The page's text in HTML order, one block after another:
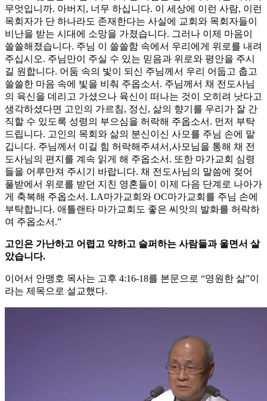
무엇입니까. 아버지, 너무 하십니다. 이 세상에 이런 사람, 이런
목회자가 단 하나라도 존재한다는 사실에 교회와 목회자들이
비난을 받는 시대에 소망을 가졌습니다. 그러나 이제 마음이
쓸쓸해졌습니다. 주님 이 쓸쓸함 속에서 우리에게 위로를 내려
주십시오. 주님만이 주실 수 있는 믿음과 위로와 평안을 주시
길 원합니다. 어둠 속의 빛이 되신 주님께서 우리 어둡고 춥고
쓸쓸한 마음 속에 빛을 비춰 주옵소서. 주님께서 채 전도사님
의 육신을 데리고 가셨으나 육신이 떠나는 것이 오히려 낫다고
생각하셨다면 고인의 가르침, 정신, 삶의 향기를 우리가 잘 간
직할 수 있도록 성령의 부으심을 허락해 주옵소서. 먼저 부탁
드립니다. 고인의 목회와 삶의 분신이신 사모를 주님 손에 맡
깁니다. 주님께서 이길 힘 허락해주셔서,사모님을 통해 채 전
도사님의 편지를 계속 읽게 해 주옵소서. 또한 마가교회 심령
들을 어루만져 주시기 바랍니다. 채 전도사님의 말씀에 젖어
풀받에서 위로를 받던 지친 영혼들이 이제 다음 단계로 나아가
게 축복해 주옵소서. LA마가교회와 OC마가교회를 주님 손에
부탁합니다. 애틀랜타 마가교회도 좋은 씨앗의 발화를 허락하
여 주옵소서.”
고인은 가난하고 어렵고 약하고 슬퍼하는 사람들과 울면서 살
았습니다.
이어서 안맹호 목사는 고후 4:16-18를 본문으로 “영원한 삶”이
라는 제목으로 설교했다.